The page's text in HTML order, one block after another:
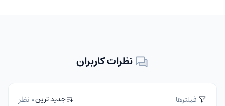
نظرات کاربران
فیلترها جدید ترین0 نظر